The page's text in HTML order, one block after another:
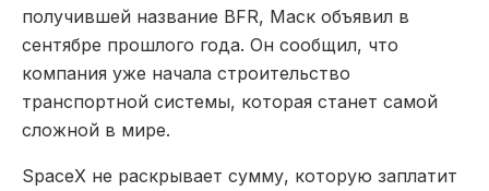
получившей название BFR, Маск объявил в
сентябре прошлого года. Он сообщил, что
компания уже начала строительство
транспортной системы, которая станет самой
сложной в мире.
SpaceX не раскрывает сумму, которую заплатит